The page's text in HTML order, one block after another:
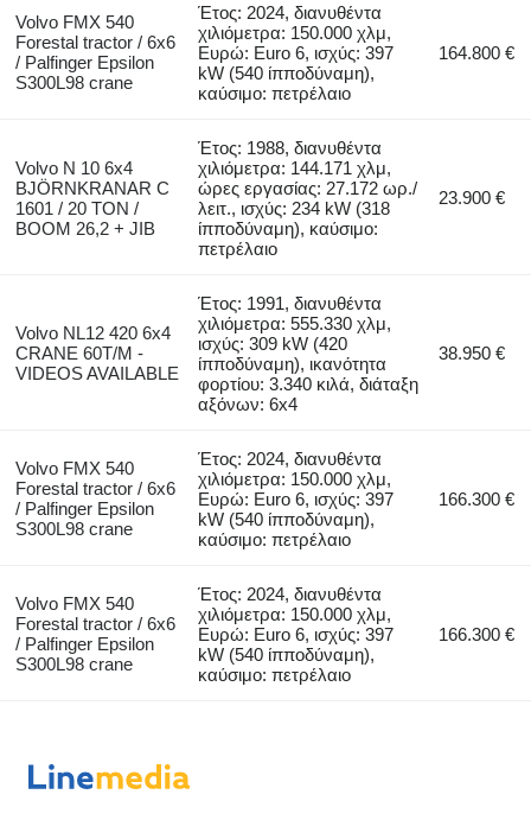
Volvo FMX 540
Forestal tractor / 6x6
/ Palfinger Epsilon
S300L98 crane
Έτος: 2024, διανυθέντα
χιλιόμετρα: 150.000 χλμ,
Ευρώ: Euro 6, ισχύς: 397
kW (540 ίπποδύναμη),
καύσιμο: πετρέλαιο
164.800 €
Volvo N 10 6x4
BJÖRNKRANAR C
1601 / 20 TON /
BOOM 26,2 + JIB
Έτος: 1988, διανυθέντα
χιλιόμετρα: 144.171 χλμ,
ώρες εργασίας: 27.172 ωρ./
λειτ., ισχύς: 234 kW (318
ίπποδύναμη), καύσιμο:
πετρέλαιο
23.900 €
Volvo NL12 420 6x4
CRANE 60T/M -
VIDEOS AVAILABLE
Έτος: 1991, διανυθέντα
χιλιόμετρα: 555.330 χλμ,
ισχύς: 309 kW (420
ίπποδύναμη), ικανότητα
φορτίου: 3.340 κιλά, διάταξη
αξόνων: 6x4
38.950 €
Volvo FMX 540
Forestal tractor / 6x6
/ Palfinger Epsilon
S300L98 crane
Έτος: 2024, διανυθέντα
χιλιόμετρα: 150.000 χλμ,
Ευρώ: Euro 6, ισχύς: 397
kW (540 ίπποδύναμη),
καύσιμο: πετρέλαιο
166.300 €
Volvo FMX 540
Forestal tractor / 6x6
/ Palfinger Epsilon
S300L98 crane
Έτος: 2024, διανυθέντα
χιλιόμετρα: 150.000 χλμ,
Ευρώ: Euro 6, ισχύς: 397
kW (540 ίπποδύναμη),
καύσιμο: πετρέλαιο
166.300 €